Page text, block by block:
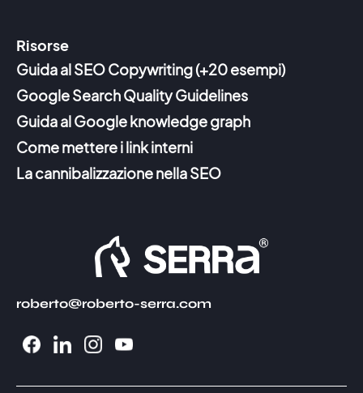
Risorse
Guida al SEO Copywriting (+20 esempi)
Google Search Quality Guidelines
Guida al Google knowledge graph
Come mettere i link interni
La cannibalizzazione nella SEO
roberto@roberto-serra.com